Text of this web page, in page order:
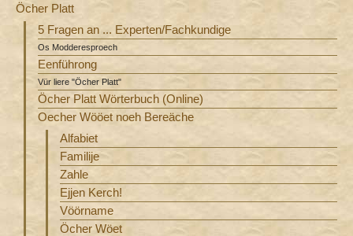
Öcher Platt
5 Fragen an ... Experten/Fachkundige
Os Modderesproech
Eenführong
Vür liere "Öcher Platt"
Öcher Platt Wörterbuch (Online)
Oecher Wööet noeh Bereäche
Alfabiet
Familije
Zahle
Ejjen Kerch!
Vöörname
Öcher Wöet